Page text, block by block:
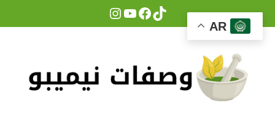
إلى
المحتوى
TikTok
Facebook
YouTube
Instagram AR